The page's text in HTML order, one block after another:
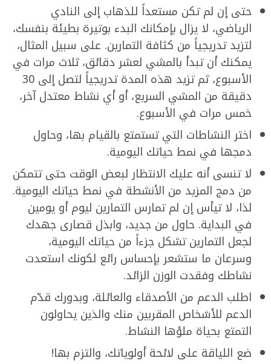
حتى إن لم تكن مستعداً للذهاب إلى النادي
الرياضي، لا يزال بإمكانك البدء بوتيرة بطيئة بنفسك،
لتزيد تدريجياً من كثافة التمارين. على سبيل المثال،
يمكنك أن تبدأ بالمشي لعشر دقائق، ثلاث مرات في
الأسبوع، ثم تزيد هذه المدة تدريجياً لتصل إلى 30
دقيقة من المشي السريع، أو أي نشاط معتدل آخر،
خمس مرات في الأسبوع.
اختر النشاطات التي تستمتع بالقيام بها، وحاول
دمجها في نمط حياتك اليومية.
لا تنسى أنه عليك الانتظار لبعض الوقت حتى تتمكن
من دمج المزيد من الأنشطة في نمط حياتك اليومية.
لذا، لا تيأس إن لم تمارس التمارين ليوم أو يومين
في البداية. حاول من جديد، وابذل قصارى جهدك
لجعل التمارين تشكل جزءاً من حياتك اليومية،
وسرعان ما ستشعر بإحساس رائع لكونك استعدت
نشاطك وفقدت الوزن الزائد.
اطلب الدعم من الأصدقاء والعائلة، وبدورك قدّم
الدعم للأشخاص المقربين منك والذين يحاولون
التمتع بحياة ملؤها النشاط.
ضع اللياقة على لائحة أولوياتك، والتزم بها!